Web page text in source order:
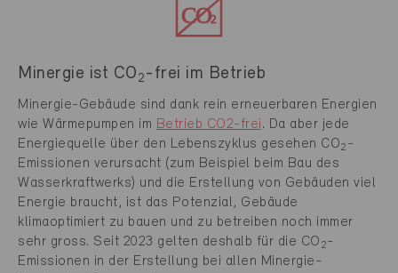
Minergie ist CO 2 -frei im Betrieb
Minergie-Gebäude sind dank rein erneuerbaren Energien
wie Wärmepumpen im Betrieb CO2-frei. Da aber jede
Energiequelle über den Lebenszyklus gesehen CO2 -
Emissionen verursacht (zum Beispiel beim Bau des
Wasserkraftwerks) und die Erstellung von Gebäuden viel
Energie braucht, ist das Potenzial, Gebäude
klimaoptimiert zu bauen und zu betreiben noch immer
sehr gross. Seit 2023 gelten deshalb für die CO 2-
Emissionen in der Erstellung bei allen Minergie-